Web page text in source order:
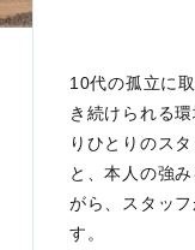
10代の孤立に
き続けられる
りひとりのス
と、本人の強
がら、スタッ
す。